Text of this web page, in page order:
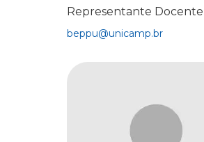
Representante Docente
beppu@unicamp.br